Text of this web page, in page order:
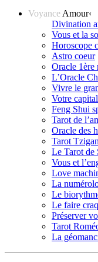
Voyance Amour‹
Divination
Vous et la
Horoscope
Astro coeur
Oracle 1ère
L’Oracle
Vivre le
Votre
Feng Shui
Tarot de
Oracle des
Tarot
Le Tarot de
Vous et
Love
La
Le
Le faire
Préserver
Tarot
La